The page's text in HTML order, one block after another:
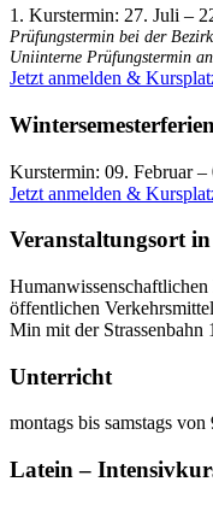
1. Kurstermin: 27. Juli –
Prüfungstermin bei der
Uniinterne Prüfungstermin
Jetzt anmelden &
Kurstermin: 09. Februar
Jetzt anmelden &
Veranstaltungsort
öffentlichen
Min mit der Strassenbahn
Unterricht
montags bis samstags
Latein –